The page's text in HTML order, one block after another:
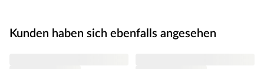
Kunden haben sich ebenfalls angesehen